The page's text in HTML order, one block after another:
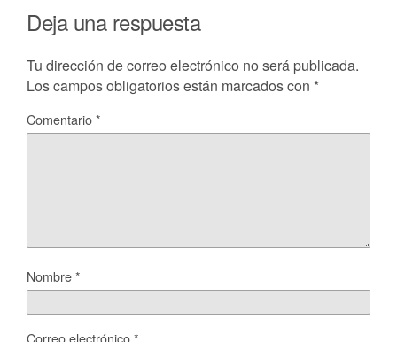
Deja una respuesta
Tu dirección de correo electrónico no será publicada.
Los campos obligatorios están marcados con *
Comentario*
Nombre*
Correo electrónico*